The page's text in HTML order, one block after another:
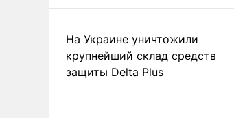
На Украине уничтожили
крупнейший склад средств
защиты Delta Plus